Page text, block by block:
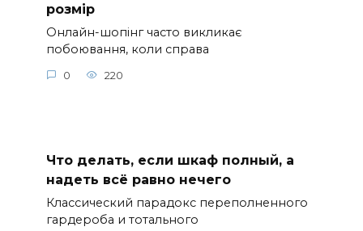
розмір
Онлайн-шопінг часто викликає
побоювання, коли справа
0 220
Что делать, если шкаф полный, а
надеть всё равно нечего
Классический парадокс переполненного
гардероба и тотального